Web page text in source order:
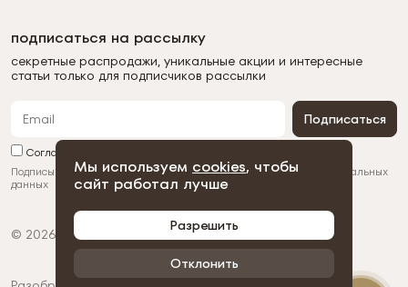
Мы используем cookies, чтобы
сайт работал лучше
Разрешить
Отклонить
подписаться на рассылку
секретные распродажи, уникальные акции и интересные
статьи только для подписчиков рассылки
Подписаться
Согласен с обработкой персональных данных
Подписываясь на рассылку, вы соглашаетесь с обработкой персональных
данных
© 2026 Duman
Политика конфиденциальности
Пользовательское соглашение